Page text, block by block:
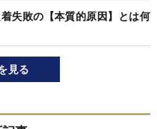
失敗の【本質的原因】とは何
見る